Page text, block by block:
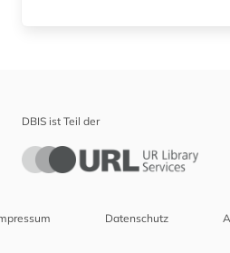
DBIS ist Teil der
Datenschutz